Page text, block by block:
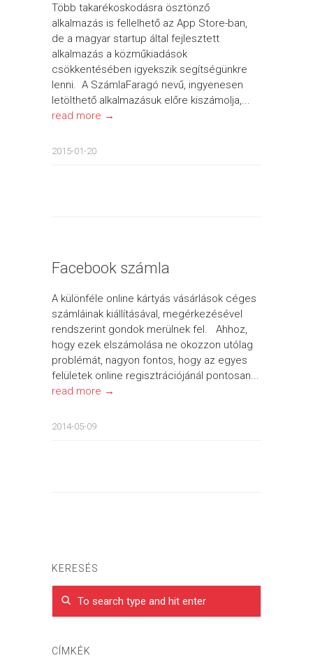
Több takarékoskodásra ösztönző
alkalmazás is fellelhető az App Store-ban,
de a magyar startup által fejlesztett
alkalmazás a közműkiadások
csökkentésében igyekszik segítségünkre
lenni. A SzámlaFaragó nevű, ingyenesen
letölthető alkalmazásuk előre kiszámolja,...
read more →
2015-01-20
Facebook számla
A különféle online kártyás vásárlások céges
számláinak kiállításával, megérkezésével
rendszerint gondok merülnek fel. Ahhoz,
hogy ezek elszámolása ne okozzon utólag
problémát, nagyon fontos, hogy az egyes
felületek online regisztrációjánál pontosan...
read more →
2014-05-09
KERESÉS
CÍMKÉK